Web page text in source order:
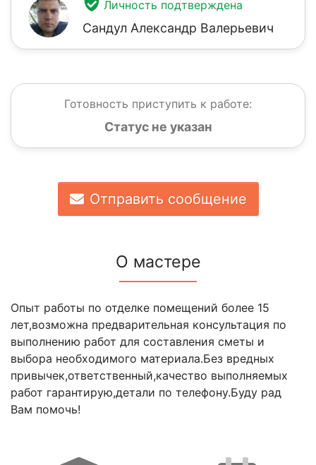
Личность подтверждена
Сандул Александр Валерьевич
Готовность приступить к работе:
Статус не указан
Отправить сообщение
О мастере
Опыт работы по отделке помещений более 15
лет,возможна предварительная консультация по
выполнению работ для составления сметы и
выбора необходимого материала.Без вредных
привычек,ответственный,качество выполняемых
работ гарантирую,детали по телефону.Буду рад
Вам помочь!